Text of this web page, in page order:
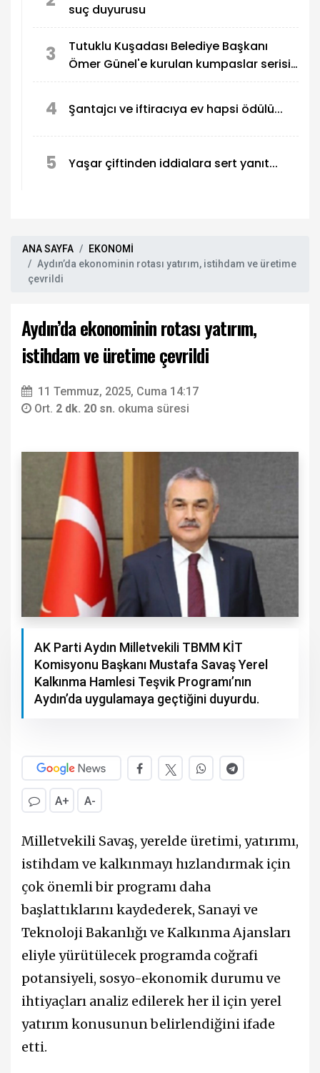
suç duyurusu
3
Tutuklu Kuşadası Belediye Başkanı
Ömer Günel'e kurulan kumpaslar serisi
4 Şantajcı ve iftiracıya ev hapsi ödülü...
5 Yaşar çiftinden iddialara sert yanıt...
ANA SAYFA
EKONOMİ
Aydın’da ekonominin rotası yatırım, istihdam ve üretime
çevrildi
Aydın’da ekonominin rotası yatırım,
istihdam ve üretime çevrildi
11 Temmuz, 2025, Cuma 14:17
Ort. 2 dk. 20 sn. okuma süresi
AK Parti Aydın Milletvekili TBMM KİT
Komisyonu Başkanı Mustafa Savaş Yerel
Kalkınma Hamlesi Teşvik Programı’nın
Aydın’da uygulamaya geçtiğini duyurdu.
A+ A-
Milletvekili Savaş, yerelde üretimi, yatırımı,
istihdam ve kalkınmayı hızlandırmak için
çok önemli bir programı daha
başlattıklarını kaydederek, Sanayi ve
Teknoloji Bakanlığı ve Kalkınma Ajansları
eliyle yürütülecek programda coğrafi
potansiyeli, sosyo-ekonomik durumu ve
ihtiyaçları analiz edilerek her il için yerel
yatırım konusunun belirlendiğini ifade
etti.